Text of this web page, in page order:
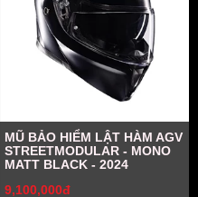
MŨ BẢO HIỂM LẬT HÀM AGV
STREETMODULAR - MONO
MATT BLACK - 2024
9,100,000đ